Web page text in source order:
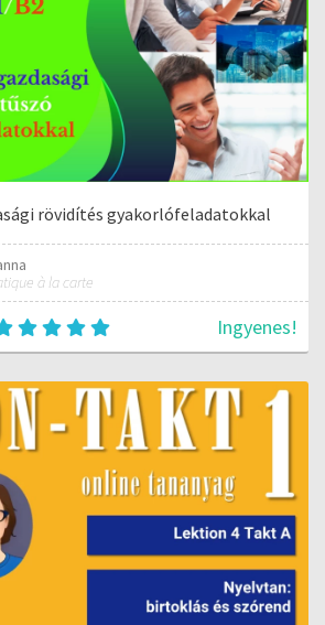
rövidítés gyakorlófeladatokkal
à la carte
Ingyenes!